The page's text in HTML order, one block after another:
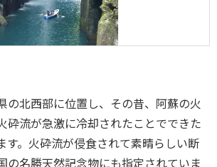
の北西部に位置し、その昔、阿蘇の火
砕流が急激に冷却されたことでできた
す。火砕流が侵食されて素晴らしい断
の名勝天然記念物にも指定されていま